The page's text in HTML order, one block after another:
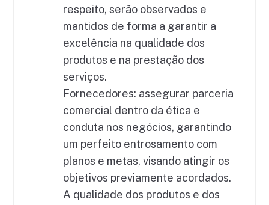
respeito, serão observados e
mantidos de forma a garantir a
excelência na qualidade dos
produtos e na prestação dos
serviços.
Fornecedores: assegurar parceria
comercial dentro da ética e
conduta nos negócios, garantindo
um perfeito entrosamento com
planos e metas, visando atingir os
objetivos previamente acordados.
A qualidade dos produtos e dos